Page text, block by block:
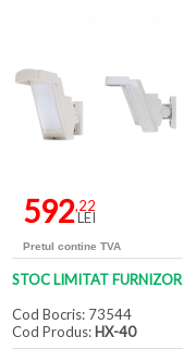
592,22
LEI
Pretul contine TVA
STOC LIMITAT FURNIZOR
Cod Bocris: 73544
Cod Produs: HX-40